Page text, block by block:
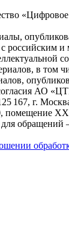
российским
в том
АО
167, г.
помещение
для